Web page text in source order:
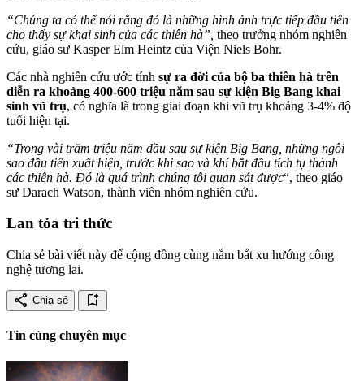
“Chúng ta có thể nói rằng đó là những hình ảnh trực tiếp đầu tiên
cho thấy sự khai sinh của các thiên hà”, theo trưởng nhóm nghiên
cứu, giáo sư Kasper Elm Heintz của Viện Niels Bohr.
Các nhà nghiên cứu ước tính sự ra đời của bộ ba thiên hà trên
diễn ra khoảng 400-600 triệu năm sau sự kiện Big Bang khai
sinh vũ trụ, có nghĩa là trong giai đoạn khi vũ trụ khoảng 3-4% độ
tuổi hiện tại.
“Trong vài trăm triệu năm đầu sau sự kiện Big Bang, những ngôi
sao đầu tiên xuất hiện, trước khi sao và khí bắt đầu tích tụ thành
các thiên hà. Đó là quá trình chúng tôi quan sát được“, theo giáo
sư Darach Watson, thành viên nhóm nghiên cứu.
Lan tỏa tri thức
Chia sẻ bài viết này để cộng đồng cùng nắm bắt xu hướng công
nghệ tương lai.
share Chia sẻ bookmark_add
Tin cùng chuyên mục